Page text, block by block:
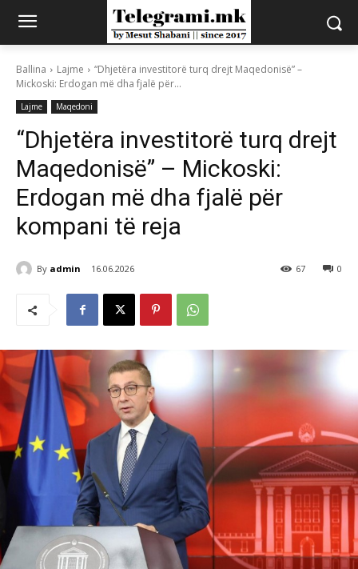
Ballina Lajme
“Dhjetëra investitorë turq drejt Maqedonisë” –
Mickoski: Erdogan më dha fjalë për...
Lajme Maqedoni
“Dhjetëra investitorë turq drejt
Maqedonisë” – Mickoski:
Erdogan më dha fjalë për
kompani të reja
By admin 16.06.2026 0
67